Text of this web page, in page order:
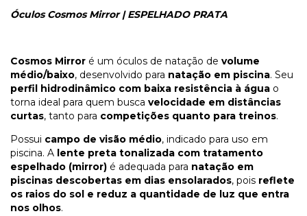
Óculos Cosmos Mirror | ESPELHADO PRATA
Cosmos Mirror é um óculos de natação de volume
médio/baixo, desenvolvido para natação em piscina. Seu
perfil hidrodinâmico com baixa resistência à água o
torna ideal para quem busca velocidade em distâncias
curtas, tanto para competições quanto para treinos.
Possui campo de visão médio, indicado para uso em
piscina. A lente preta tonalizada com tratamento
espelhado (mirror) é adequada para natação em
piscinas descobertas em dias ensolarados, pois reflete
os raios do sol e reduz a quantidade de luz que entra
nos olhos.